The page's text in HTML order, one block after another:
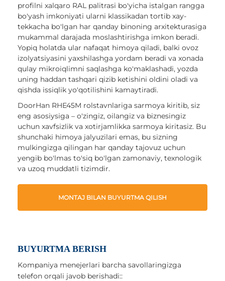
profilni xalqaro RAL palitrasi bo'yicha istalgan rangga
bo'yash imkoniyati ularni klassikadan tortib xay-
tekkacha bo'lgan har qanday binoning arxitekturasiga
mukammal darajada moslashtirishga imkon beradi.
Yopiq holatda ular nafaqat himoya qiladi, balki ovoz
izolyatsiyasini yaxshilashga yordam beradi va xonada
qulay mikroiqlimni saqlashga ko'maklashadi, yozda
uning haddan tashqari qizib ketishini oldini oladi va
qishda issiqlik yo'qotilishini kamaytiradi.
DoorHan RHE45M rolstavnlariga sarmoya kiritib, siz
eng asosiysiga – o'zingiz, oilangiz va biznesingiz
uchun xavfsizlik va xotirjamlikka sarmoya kiritasiz. Bu
shunchaki himoya jalyuzilari emas, bu sizning
mulkingizga qilingan har qanday tajovuz uchun
yengib bo'lmas to'siq bo'lgan zamonaviy, texnologik
va uzoq muddatli tizimdir.
MONTAJ BILAN BUYURTMA QILISH
BUYURTMA BERISH
Kompaniya menejerlari barcha savollaringizga
telefon orqali javob berishadi::